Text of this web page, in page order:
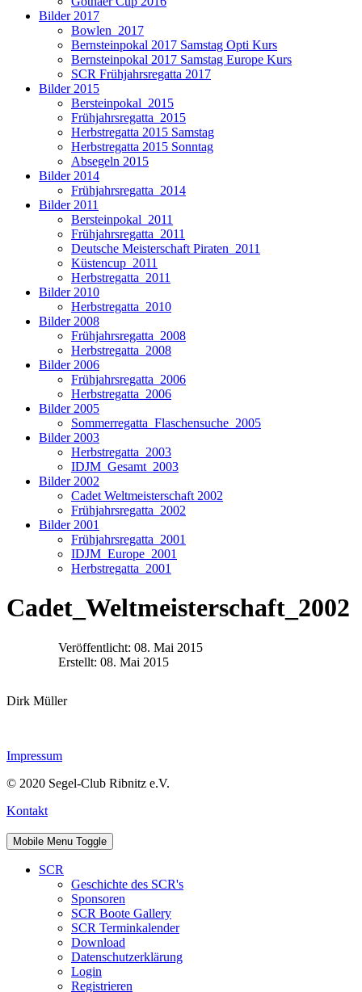
Bilder 2017
Bowlen_2017
Bernsteinpokal 2017 Samstag Opti Kurs
Bernsteinpokal 2017 Samstag Europe Kurs
SCR Frühjahrsregatta 2017
Bilder 2015
Bersteinpokal_2015
Frühjahrsregatta_2015
Herbstregatta 2015 Samstag
Herbstregatta 2015 Sonntag
Absegeln 2015
Bilder 2014
Frühjahrsregatta_2014
Bilder 2011
Bersteinpokal_2011
Frühjahrsregatta_2011
Deutsche Meisterschaft Piraten_2011
Küstencup_2011
Herbstregatta_2011
Bilder 2010
Herbstregatta_2010
Bilder 2008
Frühjahrsregatta_2008
Herbstregatta_2008
Bilder 2006
Frühjahrsregatta_2006
Herbstregatta_2006
Bilder 2005
Sommerregatta_Flaschensuche_2005
Bilder 2003
Herbstregatta_2003
IDJM_Gesamt_2003
Bilder 2002
Cadet Weltmeisterschaft 2002
Frühjahrsregatta_2002
Bilder 2001
Frühjahrsregatta_2001
IDJM_Europe_2001
Herbstregatta_2001
Cadet_Weltmeisterschaft_2002
Veröffentlicht: 08. Mai 2015
Erstellt: 08. Mai 2015
Dirk Müller
Impressum
© 2020 Segel-Club Ribnitz e.V.
Kontakt
Mobile Menu Toggle
SCR
Geschichte des SCR's
Sponsoren
SCR Boote Gallery
SCR Terminkalender
Download
Datenschutzerklärung
Login
Registrieren